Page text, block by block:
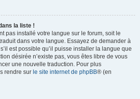
la liste !
pas installé votre langue sur le forum, soit le
dans votre langue. Essayez de demander à
est possible qu’il puisse installer la langue que
désirée n’existe pas, vous êtes libre de vous
une nouvelle traduction. Pour plus
rendre sur le site internet de phpBB® (en